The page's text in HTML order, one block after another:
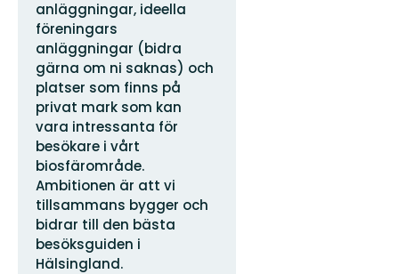
anläggningar, ideella
föreningars
anläggningar (bidra
gärna om ni saknas) och
platser som finns på
privat mark som kan
vara intressanta för
besökare i vårt
biosfärområde.
Ambitionen är att vi
tillsammans bygger och
bidrar till den bästa
besöksguiden i
Hälsingland.